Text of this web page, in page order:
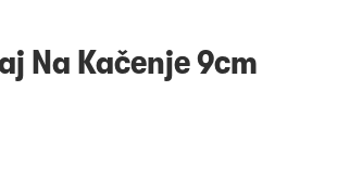
Na Kačenje 9cm